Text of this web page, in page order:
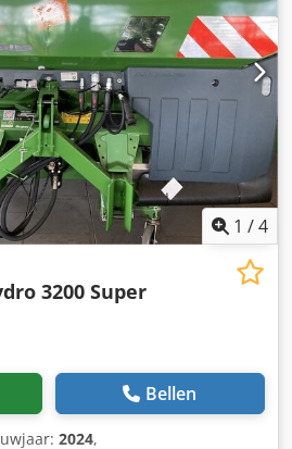
1 /4
3200 Super
Bellen
2024,